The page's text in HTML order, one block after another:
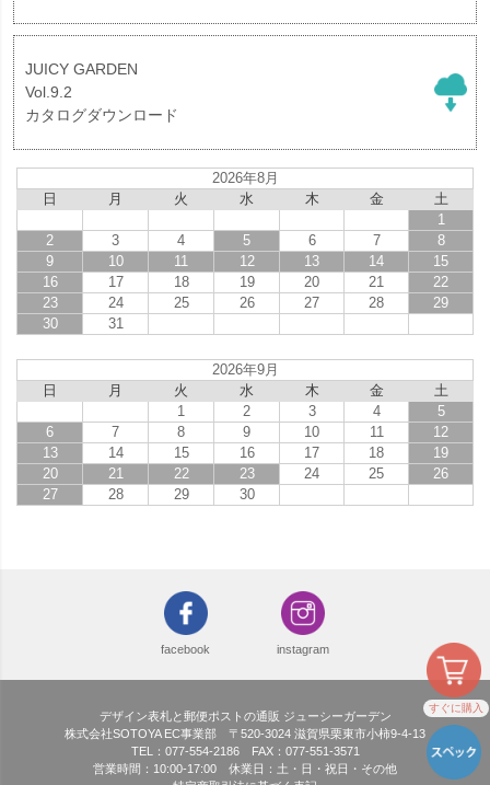
すぐに購入
JUICY GARDEN
Vol.9.2
カタログダウンロード
2026年8月
日
月 火 水 木 金
土
1
2
3 4 5 6 7
8
9
10 11 12 13 14
15
16
17 18 19 20 21
22
23
24 25 26 27 28
29
30
31
2026年9月
日
月 火 水 木 金
土
1
2 3 4
5
6
7 8 9 10 11
12
13
14 15 16 17 18
19
20
21 22 23 24 25
26
27
28 29 30
facebook instagram
デザイン表札と郵便ポストの通販 ジューシーガーデン
株式会社SOTOYA EC事業部 〒520-3024 滋賀県栗東市小柿9-4-13
TEL：077-554-2186 FAX：077-551-3571
営業時間：10:00-17:00 休業日：土・日・祝日・その他